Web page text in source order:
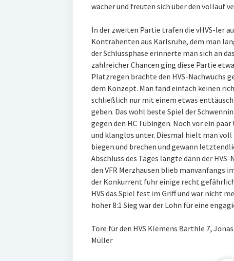
wacher und freuten sich über den vollauf
In der zweiten Partie trafen die vHVS-ler
Kontrahenten aus Karlsruhe, dem man
der Schlussphase erinnerte man sich an
zahlreicher Chancen ging diese Partie
Platzregen brachte den HVS-Nachwuchs
dem Konzept. Man fand einfach keinen
schließlich nur mit einem etwas
geben. Das wohl beste Spiel der
gegen den HC Tübingen. Noch vor ein
und klanglos unter. Diesmal hielt man
biegen und brechen und gewann
Abschluss des Tages langte dann der
den VFR Merzhausen blieb manvanfangs
der Konkurrent fuhr einige recht
HVS das Spiel fest im Griff und war nicht
hoher 8:1 Sieg war der Lohn für eine
Tore für den HVS Klemens Barthle 7,
Müller